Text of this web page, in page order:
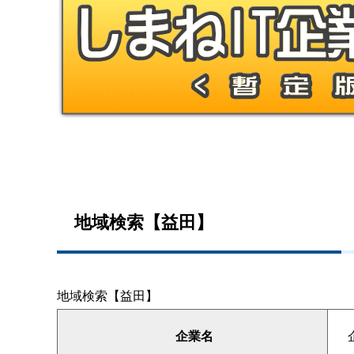
地域検索【益田】
地域検索【益田】
企業名